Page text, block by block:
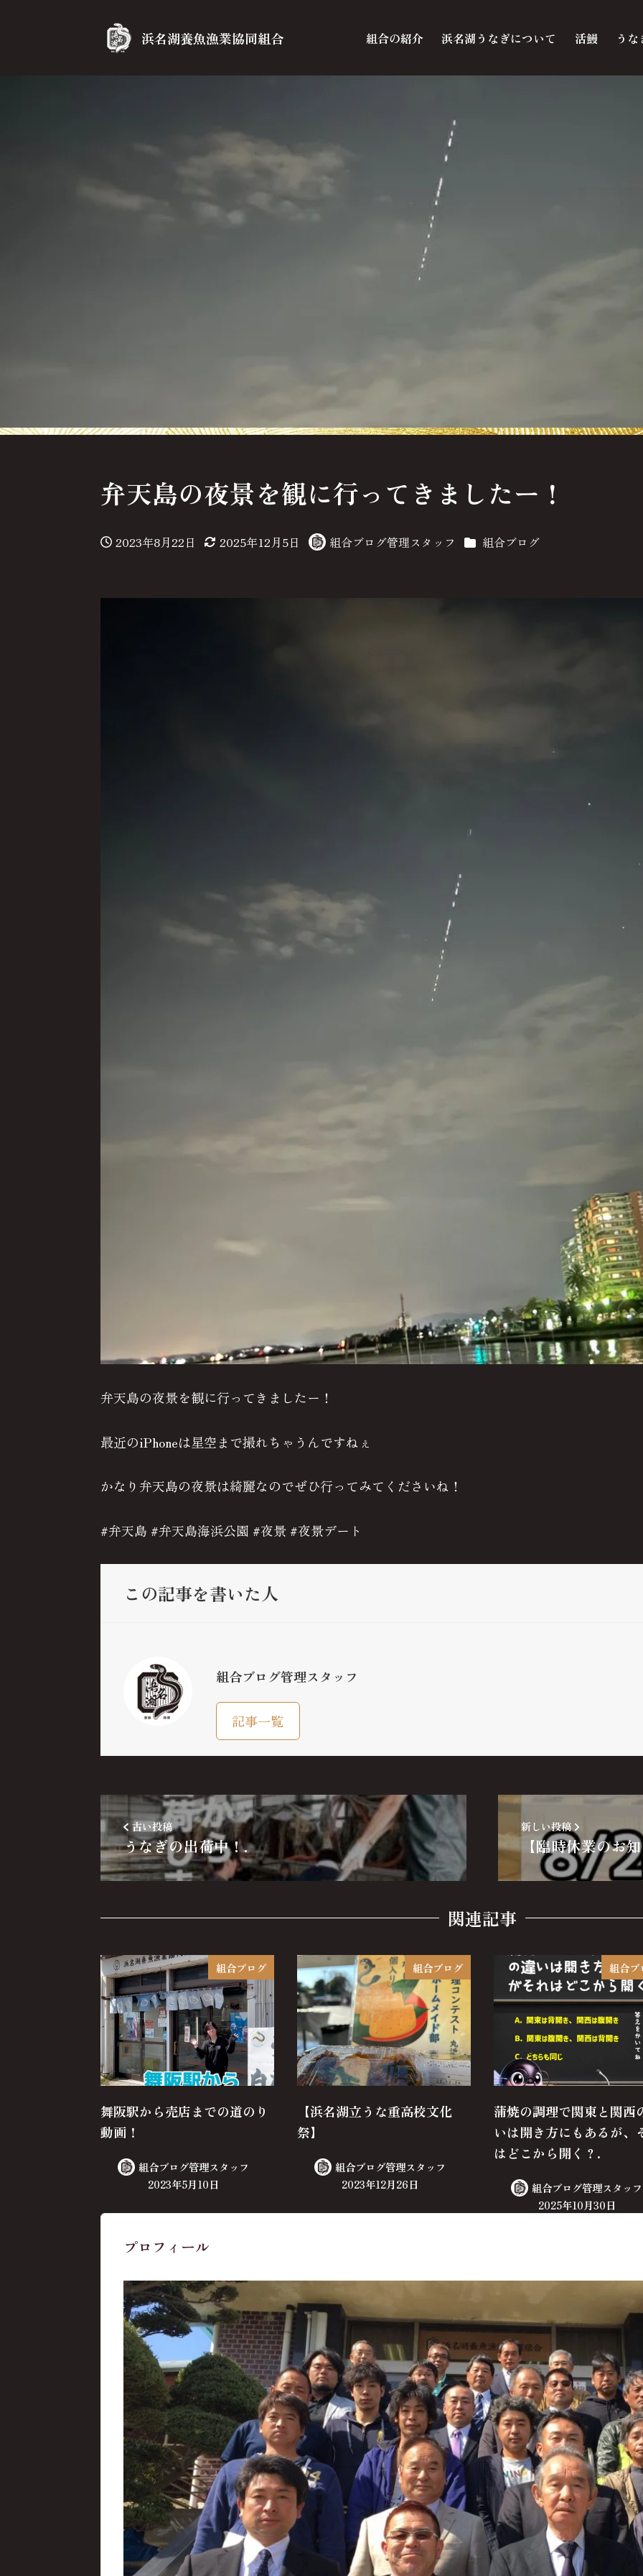
浜名湖養魚漁業協同組合 組合の紹介 浜名湖うなぎについて 活鰻 う
弁天島の夜景を観に行ってきましたー！
投稿日
2023年8月22日 更新日
2025年12月5日
著
組合ブログ管理スタッフ カテゴリー
組合ブログ
弁天島の夜景を観に行ってきましたー！
最近のiPhoneは星空まで撮れちゃうんですねぇ
かなり弁天島の夜景は綺麗なのでぜひ行ってみてくださいね！
#弁天島 #弁天島海浜公園 #夜景 #夜景デート
この記事を書いた人
組合ブログ管理スタッフ
記事一覧
古い投稿
うなぎの出荷中！.
新しい投稿
【臨時休業のお
関連記事
組合ブログ
舞阪駅から売店までの道のり
動画！
組合ブログ管理スタッフ
2023年5月10日
組合ブログ
【浜名湖立うな重高校文化
祭】
組合ブログ管理スタッフ
2023年12月26日
組合ブ
蒲焼の調理で関東と関西
いは開き方にもあるが、
はどこから開く？.
組合ブログ管理スタッフ
2025年10月30日
プロフィール